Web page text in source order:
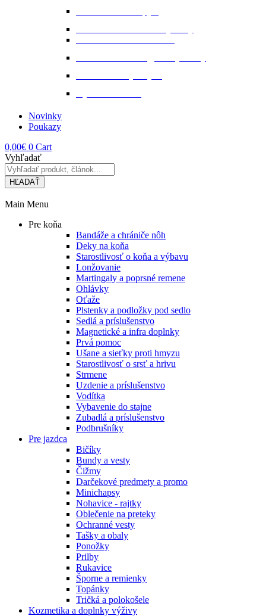
Novinky
Poukazy
0,00€ 0 Cart
Vyhľadať
HĽADAŤ
Main Menu
Pre koňa
Bandáže a chrániče nôh
Deky na koňa
Starostlivosť o koňa a výbavu
Lonžovanie
Martingaly a poprsné remene
Ohlávky
Oťaže
Plstenky a podložky pod sedlo
Sedlá a príslušenstvo
Magnetické a infra doplnky
Prvá pomoc
Ušane a sieťky proti hmyzu
Starostlivosť o srsť a hrivu
Strmene
Uzdenie a príslušenstvo
Vodítka
Vybavenie do stajne
Zubadlá a príslušenstvo
Podbrušníky
Pre jazdca
Bičíky
Bundy a vesty
Čižmy
Darčekové predmety a promo
Minichapsy
Nohavice - rajtky
Oblečenie na preteky
Ochranné vesty
Tašky a obaly
Ponožky
Prilby
Rukavice
Šporne a remienky
Topánky
Tričká a polokošele
Kozmetika a doplnky výživy